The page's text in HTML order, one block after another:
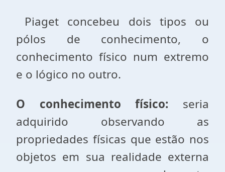
Piaget concebeu dois tipos ou
pólos de conhecimento, o
conhecimento físico num extremo
e o lógico no outro.
O
conhecimento físico: seria
adquirido observando as
propriedades físicas que estão nos
objetos em sua realidade externa